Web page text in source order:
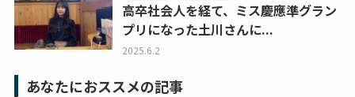
高卒社会人を経て、ミス慶應準グラン
プリになった土川さんに...
2025.6.2
あなたにおススメの記事